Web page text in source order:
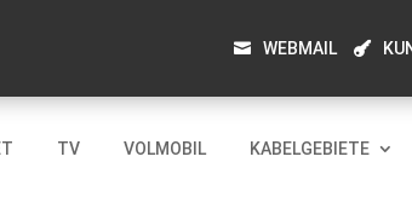
WEBMAIL
TV VOLMOBIL KABELGEBIETE